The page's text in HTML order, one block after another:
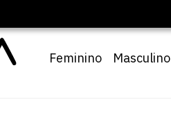
Feminino Masculino